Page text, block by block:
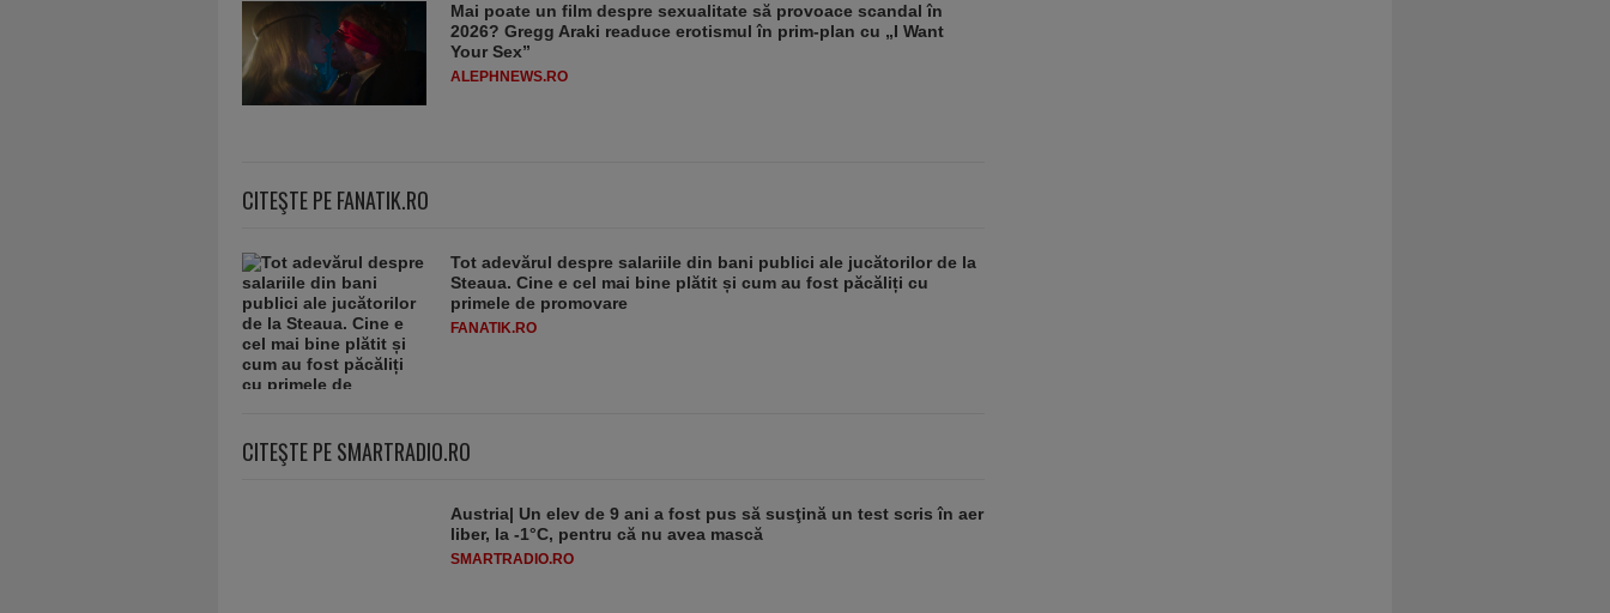
Mai poate un film despre sexualitate să provoace scandal în
2026? Gregg Araki readuce erotismul în prim-plan cu „I Want
Your Sex”
ALEPHNEWS.RO
CITEŞTE PE FANATIK.RO
Tot adevărul despre salariile din bani publici ale jucătorilor de la
Steaua. Cine e cel mai bine plătit și cum au fost păcăliți cu
primele de promovare
FANATIK.RO
CITEŞTE PE SMARTRADIO.RO
Austria| Un elev de 9 ani a fost pus să susţină un test scris în aer
liber, la -1°C, pentru că nu avea mască
SMARTRADIO.RO